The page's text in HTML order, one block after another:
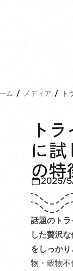
ム メディア ト
ト
に
の2025/
話題のト
した贅沢
をしっか
物・穀物